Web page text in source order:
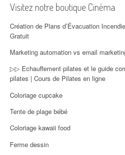
Visitez notre boutique Cinéma
Création de Plans d’Évacuation
Gratuit
Marketing automation vs email
▷▷ Echauffement pilates et le guide
pilates | Cours de Pilates en ligne
Coloriage cupcake
Tente de plage bébé
Coloriage kawaii food
Ferme dessin